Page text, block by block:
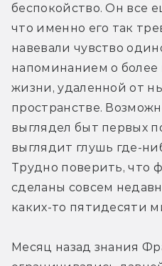
беспокойство. Он все
что именно его так
навевали чувство
напоминанием о более
жизни, удаленной от
пространстве.
выглядел быт первых
выглядит глушь где-
Трудно поверить, что
сделаны совсем
каких-то пятидесяти
Месяц назад знания